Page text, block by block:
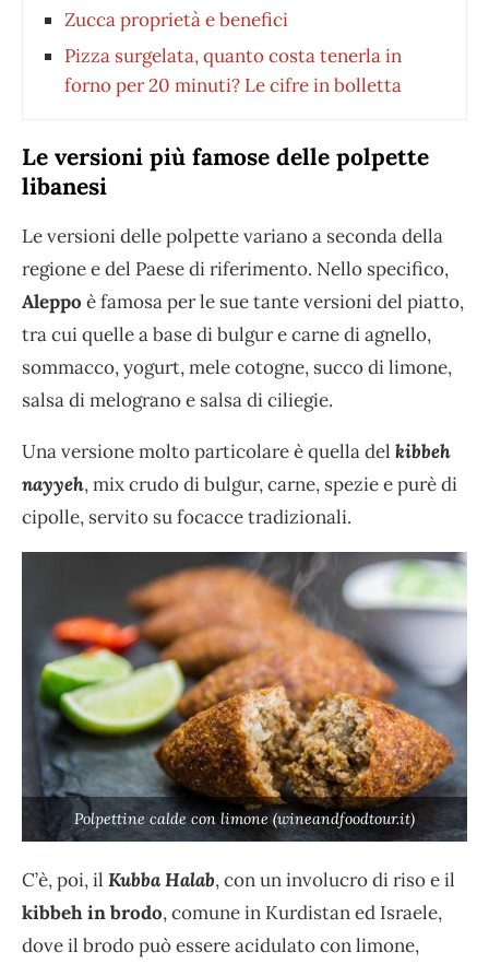
Zucca proprietà e benefici
Pizza surgelata, quanto costa tenerla in
forno per 20 minuti? Le cifre in bolletta
Le versioni più famose delle polpette
libanesi
Le versioni delle polpette variano a seconda della
regione e del Paese di riferimento. Nello specifico,
Aleppo è famosa per le sue tante versioni del piatto,
tra cui quelle a base di bulgur e carne di agnello,
sommacco, yogurt, mele cotogne, succo di limone,
salsa di melograno e salsa di ciliegie.
Una versione molto particolare è quella del kibbeh
nayyeh, mix crudo di bulgur, carne, spezie e purè di
cipolle, servito su focacce tradizionali.
Polpettine calde con limone (wineandfoodtour.it)
C’è, poi, il Kubba Halab, con un involucro di riso e il
kibbeh in brodo, comune in Kurdistan ed Israele,
dove il brodo può essere acidulato con limone,